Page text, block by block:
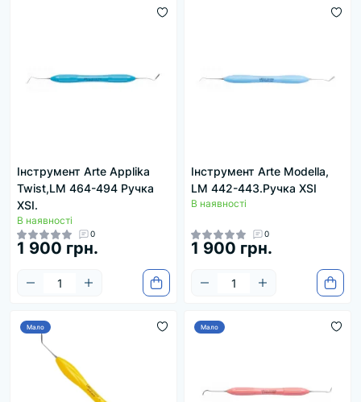
Інструмент Arte Applika
Twist,LM 464-494 Ручка
XSI.
В наявності
0
1 900 грн.
Інструмент Arte Modella,
LM 442-443.Ручка XSI
В наявності
0
1 900 грн.
Мало Мало